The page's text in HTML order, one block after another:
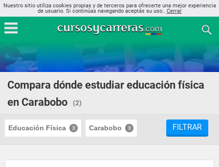
Nuestro sitio utiliza cookies propias y de terceros para ofrecerte una mejor experiencia
de usuario. Si continúas navegando aceptás su uso.. Cerrar
Compara dónde estudiar educación física
en Carabobo
(2)
Educación Física Carabobo FILTRAR